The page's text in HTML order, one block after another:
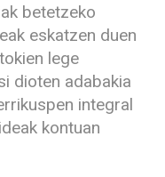
betetzeko
eskatzen duen
lege
dioten adabakia
integral
kontuan